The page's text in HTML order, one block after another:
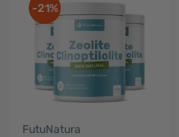
-21%
FutuNatura